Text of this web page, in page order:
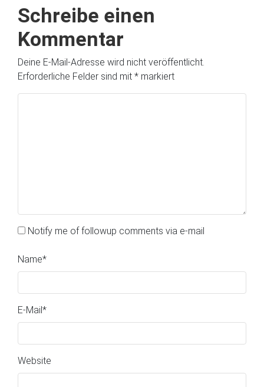
Schreibe einen
Kommentar
Deine E-Mail-Adresse wird nicht veröffentlicht.
Erforderliche Felder sind mit * markiert
Notify me of followup comments via e-mail
Name*
E-Mail *
Website